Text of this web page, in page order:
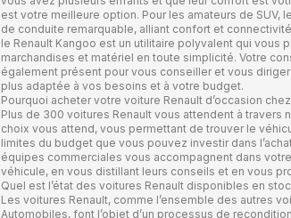
est votre meilleure option. Pour les amateurs de SUV,
de conduite remarquable, alliant confort et
le Renault Kangoo est un utilitaire polyvalent qui vous
marchandises et matériel en toute simplicité. Votre
également présent pour vous conseiller et vous diriger
plus adaptée à vos besoins et à votre budget.
Pourquoi acheter votre voiture Renault d’occasion
Plus de 300 voitures Renault vous attendent à travers
choix vous attend, vous permettant de trouver le
limites du budget que vous pouvez investir dans
équipes commerciales vous accompagnent dans
véhicule, en vous distillant leurs conseils et en vous
Quel est l’état des voitures Renault disponibles en
Les voitures Renault, comme l’ensemble des autres
Automobiles, font l’objet d’un processus de